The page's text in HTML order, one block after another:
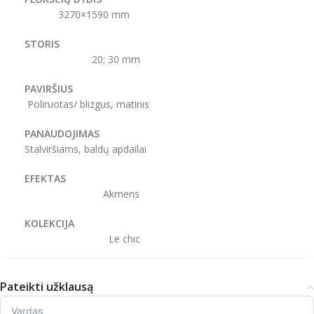
3270×1590 mm
STORIS
20; 30 mm
PAVIRŠIUS
Poliruotas/ blizgus, matinis
PANAUDOJIMAS
Stalviršiams, baldų apdailai
EFEKTAS
Akmens
KOLEKCIJA
Le chic
Pateikti užklausą